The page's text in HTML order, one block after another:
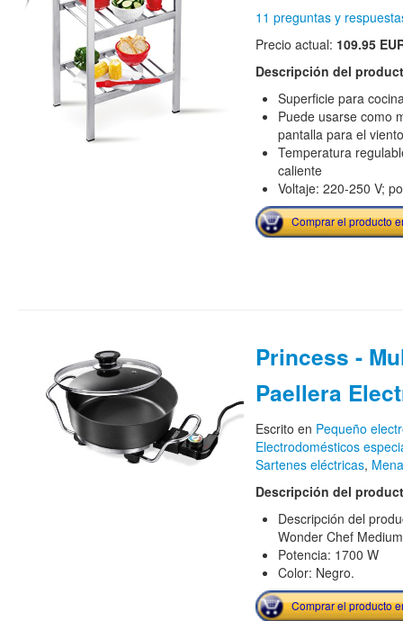
11 preguntas y
Precio actual: 109.95
Descripción del
Superficie para
Puede usarse como
pantalla para el viento
Temperatura
caliente
Voltaje: 220-250 V;
Comprar el producto
Princess -
Paellera
Escrito en Pequeño
Electrodomésticos
Sartenes eléctricas,
Descripción del
Descripción del
Wonder Chef Medium
Potencia: 1700 W
Color: Negro.
Comprar el producto